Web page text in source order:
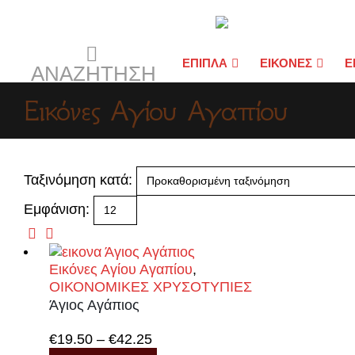
ΑΝΑΖΉΤΗΣΗ ΕΠΙΠΛΑ ΕΙΚΟΝΕΣ
Εικόνες Αγίου Αγαπίου
Ταξινόμηση κατά:
Εμφάνιση:
Εικόνες Αγίου Αγαπίου,
ΟΙΚΟΝΟΜΙΚΕΣ ΧΡΥΣΟΤΥΠΙΕΣ
Άγιος Αγάπιος
€19.50 – €42.25Price